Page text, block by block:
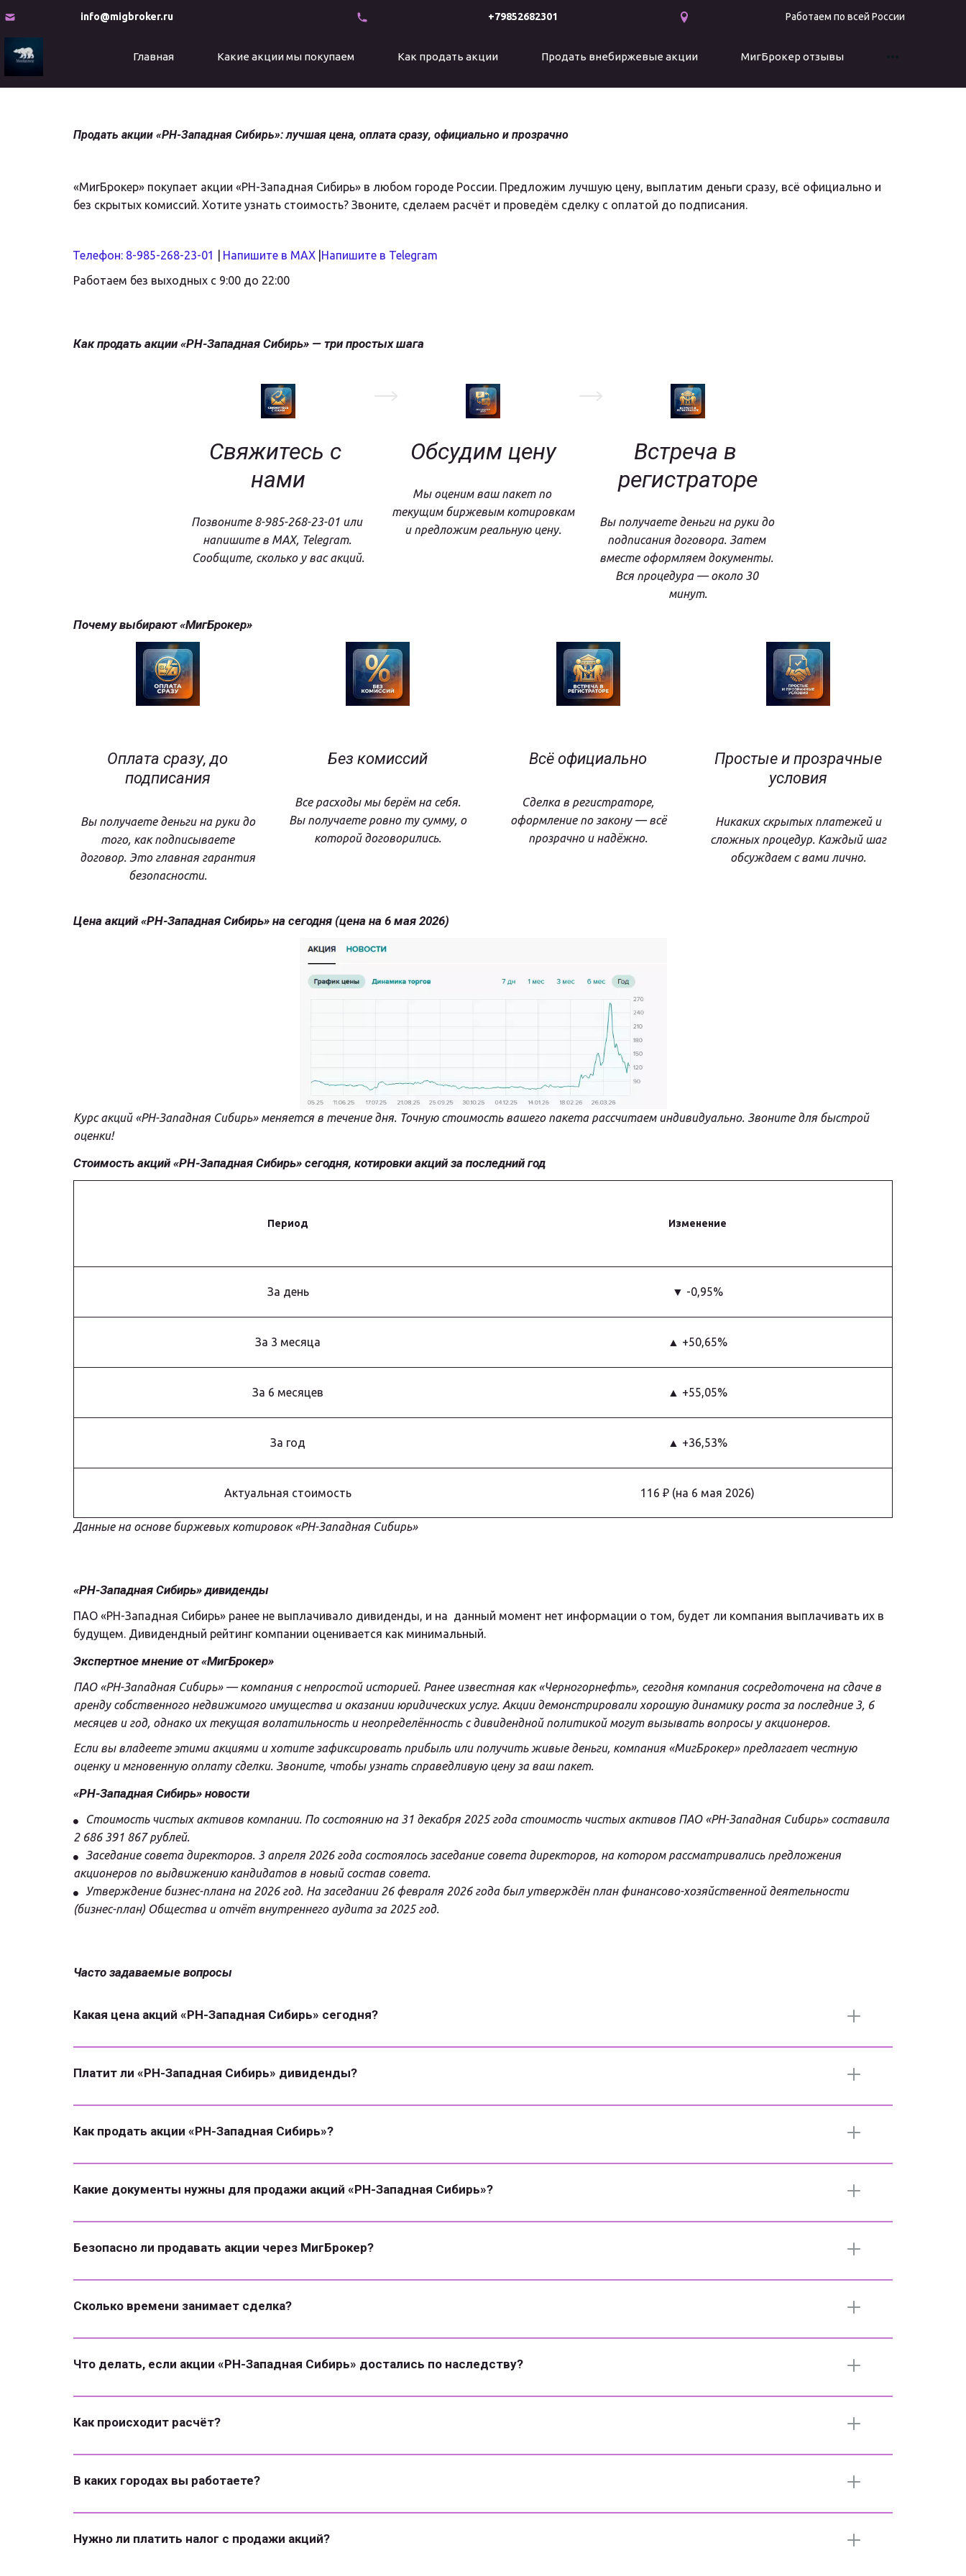
info@migbroker.ru +79852682301 Работаем по всей России
Главная Какие акции мы покупаем Как продать акции Продать внебиржевые акции МигБрокер отзывы
Продать акции «РН-Западная Сибирь»: лучшая цена, оплата сразу, официально и прозрачно
«МигБрокер» покупает акции «РН-Западная Сибирь» в любом городе России. Предложим лучшую цену, выплатим деньги сразу, всё официально и
без скрытых комиссий. Хотите узнать стоимость? Звоните, сделаем расчёт и проведём сделку с оплатой до подписания.
Телефон: 8-985-268-23-01 Напишите в MAX | Напишите в Telegram
Работаем без выходных с 9:00 до 22:00
Как продать акции «РН-Западная Сибирь» — три простых шага
Свяжитесь с
нами
Позвоните 8-985-268-23-01 или
напишите в MAX, Telegram.
Сообщите, сколько у вас акций.
Обсудим цену
Мы оценим ваш пакет по
текущим биржевым котировкам
и предложим реальную цену.
Встреча в
регистраторе
Вы получаете деньги на руки до
подписания договора. Затем
вместе оформляем документы.
Вся процедура — около 30
минут.
Почему выбирают «МигБрокер»
Оплата сразу, до
подписания
Вы получаете деньги на руки до
того, как подписываете
договор. Это главная гарантия
безопасности.
Без комиссий
Все расходы мы берём на себя.
Вы получаете ровно ту сумму, о
которой договорились.
Всё официально
Сделка в регистраторе,
оформление по закону — всё
прозрачно и надёжно.
Простые и прозрачные
условия
Никаких скрытых платежей и
сложных процедур. Каждый шаг
обсуждаем с вами лично.
Цена акций «РН-Западная Сибирь» на сегодня (цена на 6 мая 2026)
Курс акций «РН-Западная Сибирь» меняется в течение дня. Точную стоимость вашего пакета рассчитаем индивидуально. Звоните для быстрой
оценки!
Стоимость акций «РН-Западная Сибирь» сегодня, котировки акций за последний год
Период Изменение
За день ▼ -0,95%
За 3 месяца ▲ +50,65%
За 6 месяцев ▲ +55,05%
За год ▲ +36,53%
Актуальная стоимость 116 ₽ (на 6 мая 2026)
Данные на основе биржевых котировок «РН-Западная Сибирь»
«РН-Западная Сибирь» дивиденды
ПАО «РН-Западная Сибирь» ранее не выплачивало дивиденды, и на  данный момент нет информации о том, будет ли компания выплачивать их в
будущем. Дивидендный рейтинг компании оценивается как минимальный.
Экспертное мнение от «МигБрокер»
ПАО «РН-Западная Сибирь» — компания с непростой историей. Ранее известная как «Черногорнефть», сегодня компания сосредоточена на сдаче в
аренду собственного недвижимого имущества и оказании юридических услуг. Акции демонстрировали хорошую динамику роста за последние 3, 6
месяцев и год, однако их текущая волатильность и неопределённость с дивидендной политикой могут вызывать вопросы у акционеров.
Если вы владеете этими акциями и хотите зафиксировать прибыль или получить живые деньги, компания «МигБрокер» предлагает честную
оценку и мгновенную оплату сделки. Звоните, чтобы узнать справедливую цену за ваш пакет.
«РН-Западная Сибирь» новости
Стоимость чистых активов компании. По состоянию на 31 декабря 2025 года стоимость чистых активов ПАО «РН-Западная Сибирь» составила
2 686 391 867 рублей.
Заседание совета директоров. 3 апреля 2026 года состоялось заседание совета директоров, на котором рассматривались предложения
акционеров по выдвижению кандидатов в новый состав совета.
Утверждение бизнес-плана на 2026 год. На заседании 26 февраля 2026 года был утверждён план финансово-хозяйственной деятельности
(бизнес-план) Общества и отчёт внутреннего аудита за 2025 год.
Часто задаваемые вопросы
Какая цена акций «РН-Западная Сибирь» сегодня?
Платит ли «РН-Западная Сибирь» дивиденды?
Как продать акции «РН-Западная Сибирь»?
Какие документы нужны для продажи акций «РН-Западная Сибирь»?
Безопасно ли продавать акции через МигБрокер?
Сколько времени занимает сделка?
Что делать, если акции «РН-Западная Сибирь» достались по наследству?
Как происходит расчёт?
В каких городах вы работаете?
Нужно ли платить налог с продажи акций?